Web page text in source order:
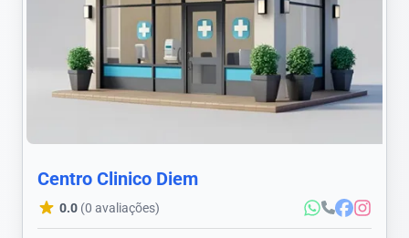
Centro Clinico Diem
0.0 (0 avaliações)